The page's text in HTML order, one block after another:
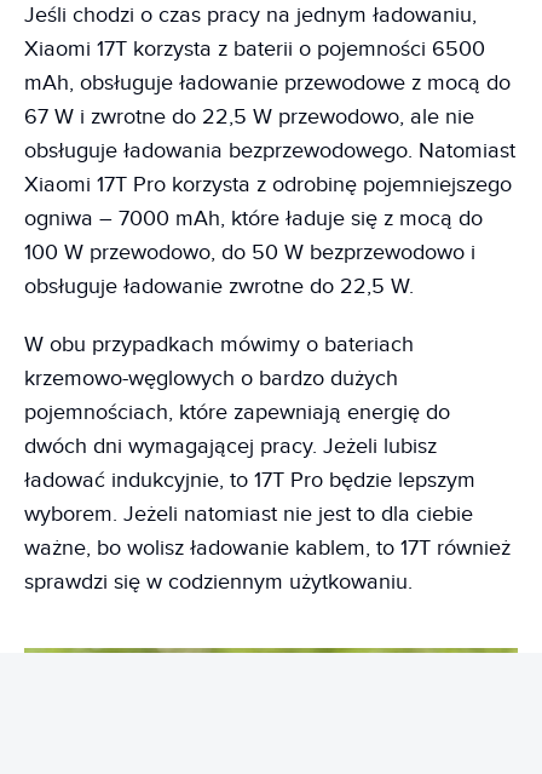
Jeśli chodzi o czas pracy na jednym ładowaniu,
Xiaomi 17T korzysta z baterii o pojemności 6500
mAh, obsługuje ładowanie przewodowe z mocą do
67 W i zwrotne do 22,5 W przewodowo, ale nie
obsługuje ładowania bezprzewodowego. Natomiast
Xiaomi 17T Pro korzysta z odrobinę pojemniejszego
ogniwa – 7000 mAh, które ładuje się z mocą do
100 W przewodowo, do 50 W bezprzewodowo i
obsługuje ładowanie zwrotne do 22,5 W.
W obu przypadkach mówimy o bateriach
krzemowo-węglowych o bardzo dużych
pojemnościach, które zapewniają energię do
dwóch dni wymagającej pracy. Jeżeli lubisz
ładować indukcyjnie, to 17T Pro będzie lepszym
wyborem. Jeżeli natomiast nie jest to dla ciebie
ważne, bo wolisz ładowanie kablem, to 17T również
sprawdzi się w codziennym użytkowaniu.